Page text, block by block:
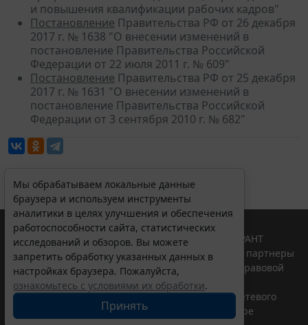
и повышения квалификации рабочих кадров"
Постановление Правительства РФ от 26 декабря
2017 г. № 1638 "О внесении изменений в
постановление Правительства Российской
Федерации от 22 июля 2011 г. № 609"
Постановление Правительства РФ от 25 декабря
2017 г. № 1631 "О внесении изменений в
постановление Правительства Российской
Федерации от 3 сентября 2010 г. № 682"
Мы обрабатываем локальные данные
браузера и используем инструменты
аналитики в целях улучшения и обеспечения
работоспособности сайта, статистических
исследований и обзоров. Вы можете
запретить обработку указанных данных в
настройках браузера. Пожалуйста,
ознакомьтесь с условиями их обработки.
Принять
© ООО "НПП "ГАРАНТ-СЕРВИС", 2026. Система ГАРАНТ
выпускается с 1990 года. Компания "Гарант" и ее партнеры
являются участниками Российской ассоциации правовой
информации ГАРАНТ.
Портал ГАРАНТ.РУ зарегистрирован в качестве сетевого
издания Федеральной службой по надзору в сфере